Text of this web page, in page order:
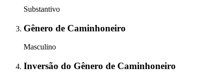
Substantivo
Gênero de Caminhoneiro
Masculino
Inversão do Gênero de Caminhoneiro